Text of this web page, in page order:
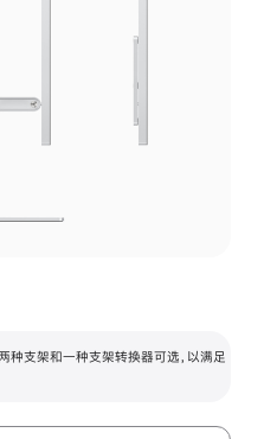
支架和一种支架转换器可选，以满足